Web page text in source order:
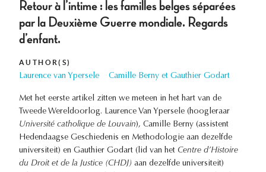
Retour à l’intime : les familles belges séparées
par la Deuxième Guerre mondiale. Regards
d’enfant.
AUTHOR(S)
Laurence van Ypersele Camille Berny et Gauthier Godart
Met het eerste artikel zitten we meteen in het hart van de
Tweede Wereldoorlog. Laurence Van Ypersele (hoogleraar
Université catholique de Louvain), Camille Berny (assistent
Hedendaagse Geschiedenis en Methodologie aan dezelfde
universiteit) en Gauthier Godart (lid van het Centre d’Histoire
du Droit et de la Justice (CHDJ) aan dezelfde universiteit)